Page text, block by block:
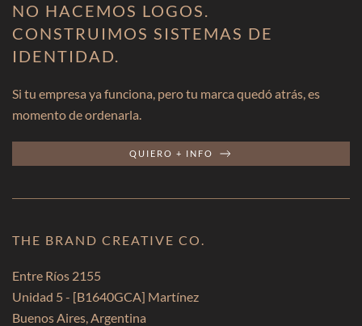
NO HACEMOS LOGOS.
CONSTRUIMOS SISTEMAS DE
IDENTIDAD.
Si tu empresa ya funciona, pero tu marca quedó atrás, es
momento de ordenarla.
QUIERO + INFO
THE BRAND CREATIVE CO.
Entre Ríos 2155
Unidad 5 - [B1640GCA] Martínez
Buenos Aires, Argentina